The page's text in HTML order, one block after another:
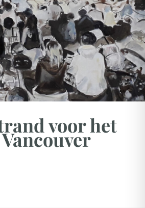
voor het